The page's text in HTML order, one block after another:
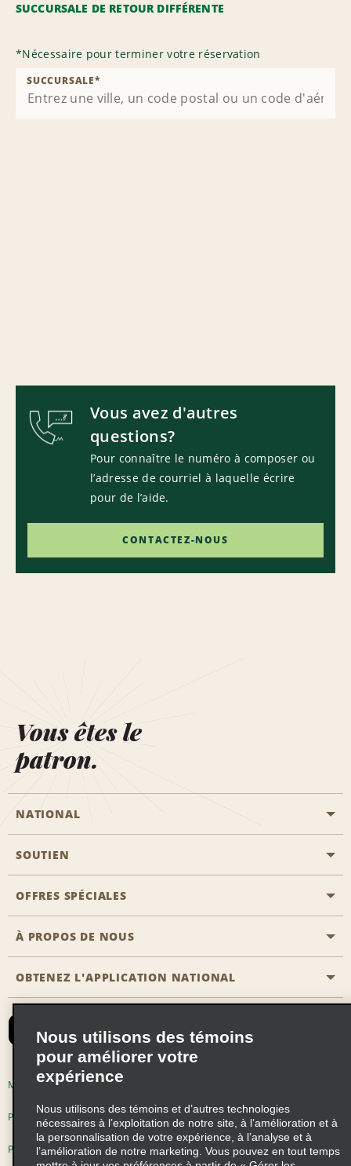
SUCCURSALE DE RETOUR DIFFÉRENTE
*Nécessaire pour terminer votre réservation
SUCCURSALE*
Vous avez d'autres
questions?
Pour connaître le numéro à composer ou
l’adresse de courriel à laquelle écrire
pour de l’aide.
CONTACTEZ-NOUS
Vous êtes le
patron.
NATIONAL
Aviation générale
Emplacements Emerald Aisle
Agents de voyage
Réserver un véhicule pour quelqu'un d'autre
Emerald Club se connecter
Emerald Club S'inscrire
Emerald Club Avantages
Emerald Club Services
SOUTIEN
Clients ayant un handicap
Nous contacter
FAQ
OFFRES SPÉCIALES
Toutes les offres
Abonnement aux courriels
À PROPOS DE NOUS
Histoire de l’entreprise
Nouvelles et histoires
Responsabilité sociale
Occasions de franchise mondiales
Perspectives de carrière
OBTENEZ L'APPLICATION NATIONAL
Modalités d'utilisation
Politique sur les fichiers témoins
Pluriannuel d'accessibilité Choix de confidentialité
Nous utilisons des témoins
pour améliorer votre
expérience
Nous utilisons des témoins et d’autres technologies
nécessaires à l’exploitation de notre site, à l’amélioration et à
la personnalisation de votre expérience, à l’analyse et à
l’amélioration de notre marketing. Vous pouvez en tout temps